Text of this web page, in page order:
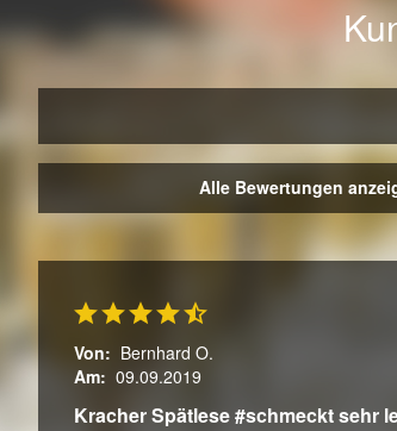
Alle Bewertungen
Von: Bernhard O.
Am: 09.09.2019
Kracher Spätlese #schmeckt sehr